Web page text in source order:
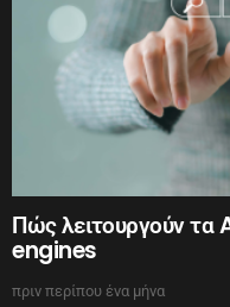
Πώς λειτουργούν
engines
πριν περίπου ένα μήνα